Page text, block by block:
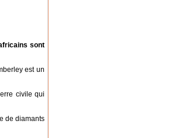
sont
est un
civile qui
de diamants